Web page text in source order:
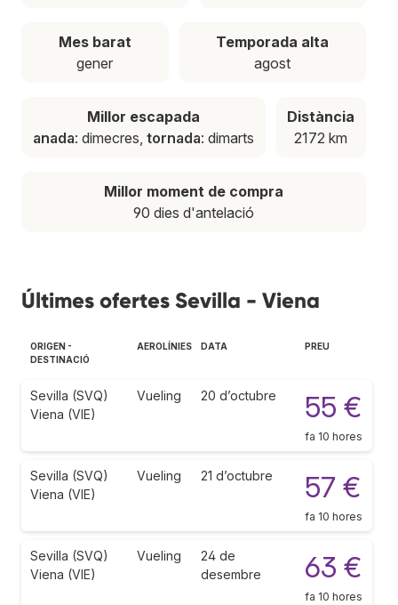
Mes barat
gener
Temporada alta
agost
Millor escapada
anada: dimecres, tornada: dimarts
Distància
2172 km
Millor moment de compra
90 dies d'antelació
Últimes ofertes Sevilla - Viena
ORIGEN -
DESTINACIÓ
AEROLÍNIES DATA PREU
Sevilla (SVQ)
Viena (VIE)
Vueling 20 d’octubre 55 €
fa 10 hores
Sevilla (SVQ)
Viena (VIE)
Vueling 21 d’octubre 57 €
fa 10 hores
Sevilla (SVQ)
Viena (VIE)
Vueling
24 de
desembre
63 €
fa 10 hores